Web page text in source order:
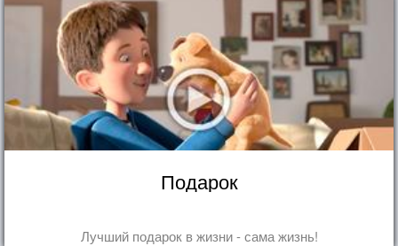
Подарок
Лучший подарок в жизни - сама жизнь!